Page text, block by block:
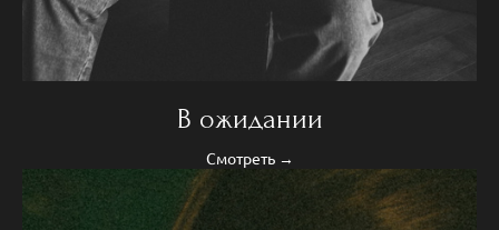
В ожидании
Смотреть →